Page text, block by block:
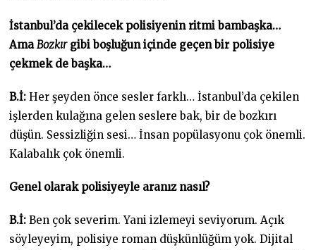
İstanbul’da çekilecek polisiyenin ritmi bambaşka…
AmaBozkırgibi boşluğun içinde geçen bir polisiye
çekmek de başka…
B.İ: Her şeyden önce sesler farklı… İstanbul’da çekilen
işlerden kulağına gelen seslere bak, bir de bozkırı
düşün. Sessizliğin sesi… İnsan popülasyonu çok önemli.
Kalabalık çok önemli.
Genel olarak polisiyeyle aranız nasıl?
B.İ: Ben çok severim. Yani izlemeyi seviyorum. Açık
söyleyeyim, polisiye roman düşkünlüğüm yok. Dijital